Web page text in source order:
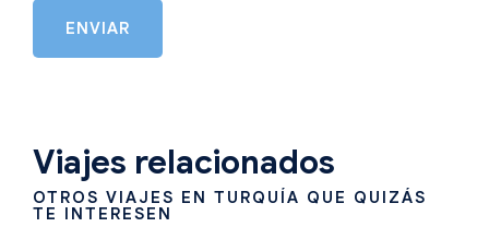
ENVIAR
Viajes relacionados
OTROS VIAJES EN TURQUÍA QUE QUIZÁS
TE INTERESEN